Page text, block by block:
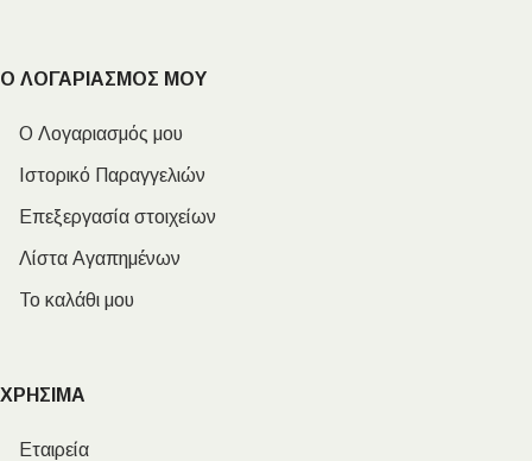
Ο ΛΟΓΑΡΙΑΣΜΟΣ ΜΟΥ
Ο Λογαριασμός μου
Ιστορικό Παραγγελιών
Επεξεργασία στοιχείων
Λίστα Αγαπημένων
Το καλάθι μου
ΧΡΗΣΙΜΑ
Εταιρεία